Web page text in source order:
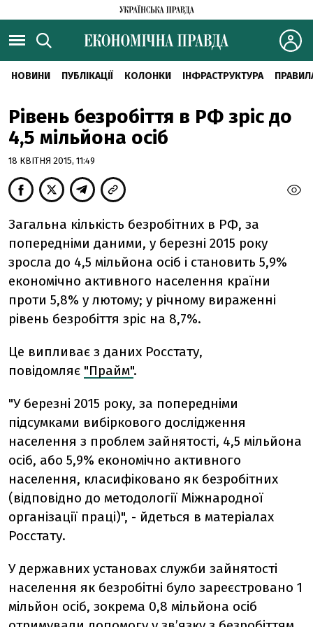
НОВИНИ ПУБЛІКАЦІЇ КОЛОНКИ ІНФРАСТРУКТУРА
Рівень безробіття в РФ зріс до
4,5 мільйона осіб
18 КВІТНЯ 2015, 11:49
Загальна кількість безробітних в РФ, за
попередніми даними, у березні 2015 року
зросла до 4,5 мільйона осіб і становить 5,9%
економічно активного населення країни
проти 5,8% у лютому; у річному вираженні
рівень безробіття зріс на 8,7%.
Це випливає з даних Росстату,
повідомляє "Прайм".
"У березні 2015 року, за попередніми
підсумками вибіркового дослідження
населення з проблем зайнятості, 4,5 мільйона
осіб, або 5,9% економічно активного
населення, класифіковано як безробітних
(відповідно до методології Міжнародної
організації праці)", - йдеться в матеріалах
Росстату.
У державних установах служби зайнятості
населення як безробітні було зареєстровано 1
мільйон осіб, зокрема 0,8 мільйона осіб